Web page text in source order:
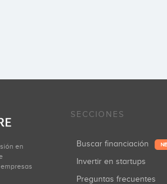
en
SECCIONES
Buscar financiación
Invertir en startups
Preguntas frecuentes